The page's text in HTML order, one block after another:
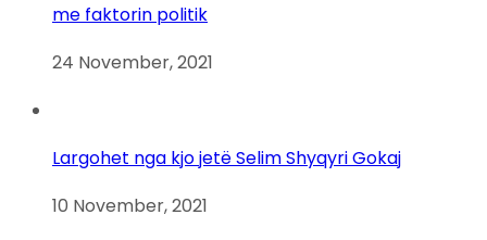
me faktorin politik
24 November, 2021
Largohet nga kjo jetë Selim Shyqyri Gokaj
10 November, 2021